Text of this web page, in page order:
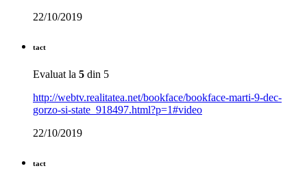
22/10/2019
tact
Evaluat la 5 din 5
http://webtv.realitatea.net/bookface/bookface-marti-9-dec-
gorzo-si-state_918497.html?p=1#video
22/10/2019
tact